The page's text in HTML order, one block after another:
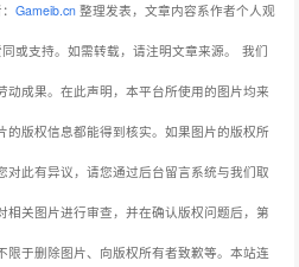
：Gameib.cn 整理发表，文章内容系作者个人观
或支持。如需转载，请注明文章来源。 我们
动成果。在此声明，本平台所使用的图片均来
的版权信息都能得到核实。如果图片的版权所
对此有异议，请您通过后台留言系统与我们取
相关图片进行审查，并在确认版权问题后，第
限于删除图片、向版权所有者致歉等。本站连